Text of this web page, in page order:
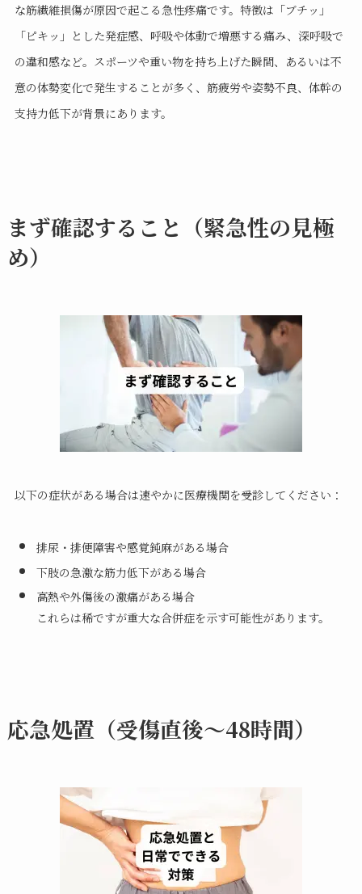
な筋繊維損傷が原因で起こる急性疼痛です。特徴は「ブチッ」
「ピキッ」とした発症感、呼吸や体動で増悪する痛み、深呼吸で
の違和感など。スポーツや重い物を持ち上げた瞬間、あるいは不
意の体勢変化で発生することが多く、筋疲労や姿勢不良、体幹の
支持力低下が背景にあります。
まず確認すること（緊急性の見極
め）
以下の症状がある場合は速やかに医療機関を受診してください：
排尿・排便障害や感覚鈍麻がある場合
下肢の急激な筋力低下がある場合
高熱や外傷後の激痛がある場合
これらは稀ですが重大な合併症を示す可能性があります。
応急処置（受傷直後〜48時間）